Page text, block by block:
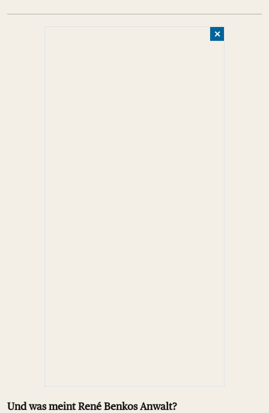
✕
Und was meint René Benkos Anwalt?